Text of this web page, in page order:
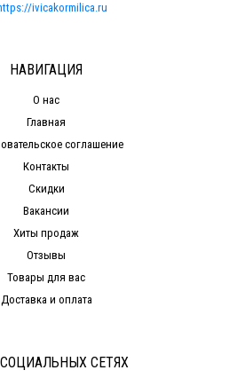
https://ivicakormilica.ru
НАВИГАЦИЯ
О нас
Главная
соглашение
Контакты
Скидки
Вакансии
Хиты продаж
Отзывы
Товары для вас
Доставка и оплата
СЕТЯХ